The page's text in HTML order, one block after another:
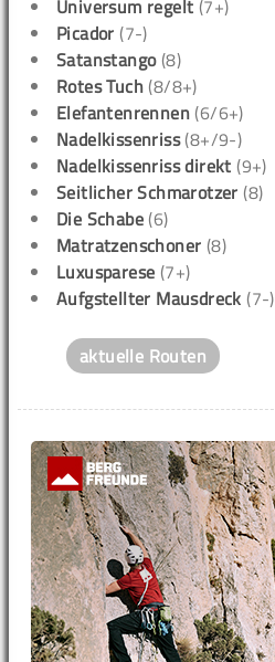
Universum regelt (7+)
Picador (7-)
Satanstango(8)
Rotes Tuch (8/8+)
Elefantenrennen (6/6+)
Nadelkissenriss(8+/9-)
Nadelkissenriss direkt (9+)
Seitlicher Schmarotzer (8)
Die Schabe (6)
Matratzenschoner (8)
Luxusparese (7+)
Aufgstellter Mausdreck (7-)
aktuelle Routen